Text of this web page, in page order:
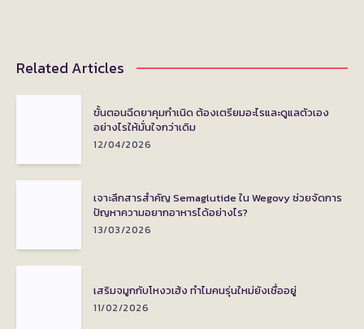
Related Articles
ขั้นตอนฉีดยาคุมกำเนิด ต้องเตรียมอะไรและดูแลตัวเอง
อย่างไรให้มั่นใจกว่าเดิม
12/04/2026
เจาะลึกสารสำคัญ Semaglutide ใน Wegovy ช่วยจัดการ
ปัญหาความอยากอาหารได้อย่างไร?
13/03/2026
เสริมจมูกกับโหงวเฮ้ง ทำไมคนรุ่นใหม่ยังเชื่ออยู่
11/02/2026